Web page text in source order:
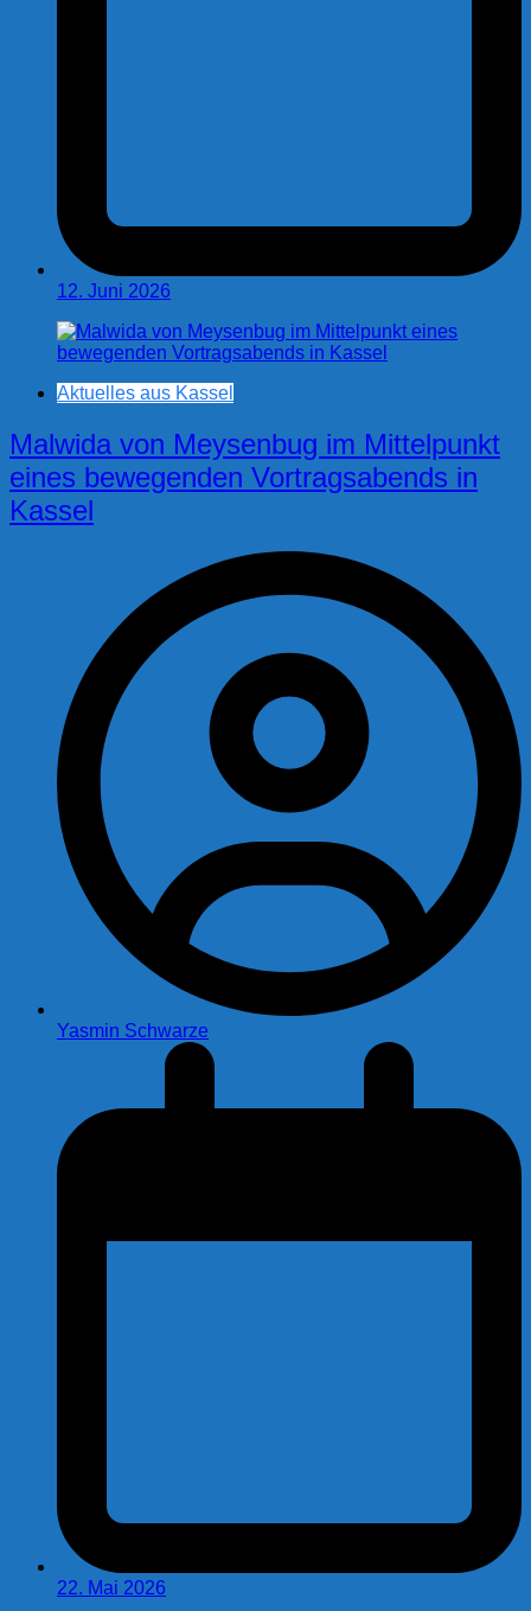
12. Juni 2026
Aktuelles aus Kassel
Malwida von Meysenbug im Mittelpunkt
eines bewegenden Vortragsabends in
Kassel
Yasmin Schwarze
22. Mai 2026